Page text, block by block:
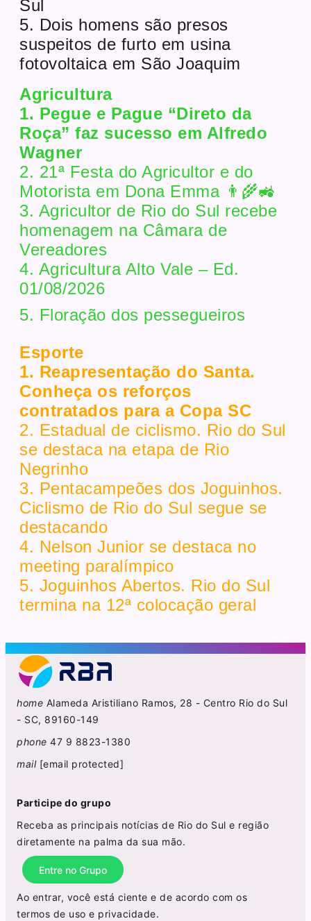
Sul
5. Dois homens são presos
suspeitos de furto em usina
fotovoltaica em São Joaquim
Agricultura
1. Pegue e Pague “Direto da
Roça” faz sucesso em Alfredo
Wagner
2. 21ª Festa do Agricultor e do
Motorista em Dona Emma 👨‍🌾🚜
3. Agricultor de Rio do Sul recebe
homenagem na Câmara de
Vereadores
4. Agricultura Alto Vale – Ed.
01/08/2026
5. Floração dos pessegueiros
Esporte
1. Reapresentação do Santa.
Conheça os reforços
contratados para a Copa SC
2. Estadual de ciclismo. Rio do Sul
se destaca na etapa de Rio
Negrinho
3. Pentacampeões dos Joguinhos.
Ciclismo de Rio do Sul segue se
destacando
4. Nelson Junior se destaca no
meeting paralímpico
5. Joguinhos Abertos. Rio do Sul
termina na 12ª colocação geral
home Alameda Aristiliano Ramos, 28 - Centro Rio do Sul
- SC, 89160-149
phone 47 9 8823-1380
mail [email protected]
Participe do grupo
Receba as principais notícias de Rio do Sul e região
diretamente na palma da sua mão.
Entre no Grupo
Ao entrar, você está ciente e de acordo com os
termos de uso e privacidade.